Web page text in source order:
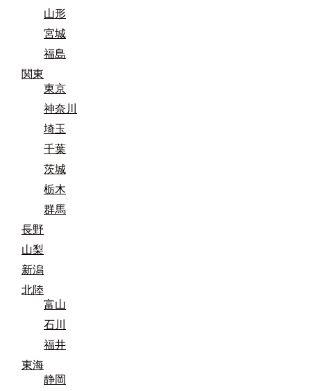
山形
宮城
福島
関東
東京
神奈川
埼玉
千葉
茨城
栃木
群馬
長野
山梨
新潟
北陸
富山
石川
福井
東海
静岡